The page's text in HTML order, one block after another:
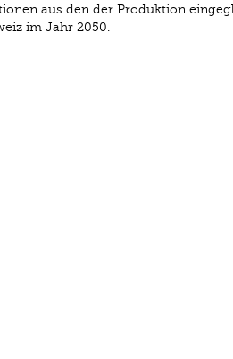
aus den der Produktion
im Jahr 2050.